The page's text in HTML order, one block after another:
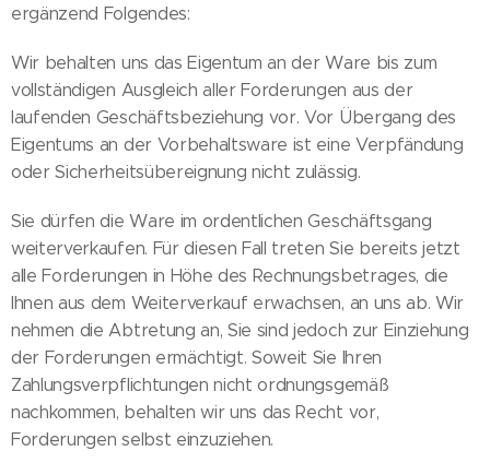
ergänzend Folgendes:
Wir behalten uns das Eigentum an der Ware bis zum
vollständigen Ausgleich aller Forderungen aus der
laufenden Geschäftsbeziehung vor. Vor Übergang des
Eigentums an der Vorbehaltsware ist eine Verpfändung
oder Sicherheitsübereignung nicht zulässig.
Sie dürfen die Ware im ordentlichen Geschäftsgang
weiterverkaufen. Für diesen Fall treten Sie bereits jetzt
alle Forderungen in Höhe des Rechnungsbetrages, die
Ihnen aus dem Weiterverkauf erwachsen, an uns ab. Wir
nehmen die Abtretung an, Sie sind jedoch zur Einziehung
der Forderungen ermächtigt. Soweit Sie Ihren
Zahlungsverpflichtungen nicht ordnungsgemäß
nachkommen, behalten wir uns das Recht vor,
Forderungen selbst einzuziehen.